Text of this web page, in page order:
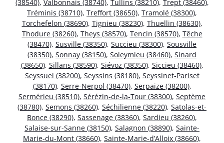
(38540), Valbonnais (38740), Tullins (38210), Trept (38460),
Tréminis (38710), Treffort (38650), Tramolé (38300),
Torchefelon (38690), Tignieu (38230), Thuellin (38630),
Thodure (38260), Theys (38570), Tencin (38570), Têche
(38470), Susville (38350), Succieu (38300), Sousville
(38350), Sonnay (38150), Soleymieu (38460), Sinard
(38650), Sillans (38590), Siévoz (38350), Siccieu (38460),
Seyssuel (38200), Seyssins (38180), Seyssinet-Pariset
(38170), Serre-Nerpol (38470), Serpaize (38200),
Sermérieu (38510), Sérézin-de-la-Tour (38300), Septème
(38780), Semons (38260), Séchilienne (38220), Satolas-et-
Bonce (38290), Sassenage (38360), Sardieu (38260),
Salaise-sur-Sanne (38150), Salagnon (38890), Sainte-
Marie-du-Mont (38660), Sainte-Marie-d’Alloix (38660),